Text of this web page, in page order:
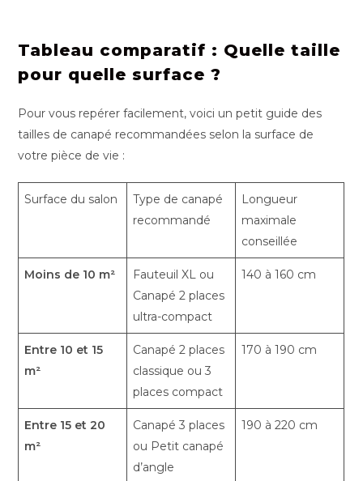
Tableau comparatif : Quelle taille
pour quelle surface ?
Pour vous repérer facilement, voici un petit guide des
tailles de canapé recommandées selon la surface de
votre pièce de vie :
Surface du salon
Type de canapé
recommandé
Longueur
maximale
conseillée
Moins de 10 m²
Fauteuil XL ou
Canapé 2 places
ultra-compact
140 à 160 cm
Entre 10 et 15
m²
Canapé 2 places
classique ou 3
places compact
170 à 190 cm
Entre 15 et 20
m²
Canapé 3 places
ou Petit canapé
d’angle
190 à 220 cm